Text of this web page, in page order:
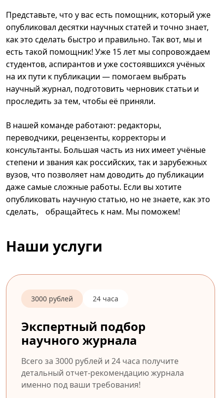
Представьте, что у вас есть помощник, который уже
опубликовал десятки научных статей и точно знает,
как это сделать быстро и правильно. Так вот, мы и
есть такой помощник! Уже 15 лет мы сопровождаем
студентов, аспирантов и уже состоявшихся учёных
на их пути к публикации — помогаем выбрать
научный журнал, подготовить черновик статьи и
проследить за тем, чтобы её приняли.
В нашей команде работают: редакторы,
переводчики, рецензенты, корректоры и
консультанты. Большая часть из них имеет учёные
степени и звания как российских, так и зарубежных
вузов, что позволяет нам доводить до публикации
даже самые сложные работы. Если вы хотите
опубликовать научную статью, но не знаете, как это
сделать, обращайтесь к нам. Мы поможем!
Наши услуги
3000 рублей 24 часа
Экспертный подбор
научного журнала
Всего за 3000 рублей и 24 часа получите
детальный отчет-рекомендацию журнала
именно под ваши требования!